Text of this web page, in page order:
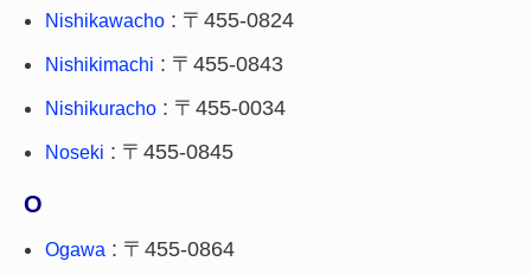
Nishikawacho : 〒455-0824
Nishikimachi : 〒455-0843
Nishikuracho : 〒455-0034
Noseki : 〒455-0845
O
Ogawa : 〒455-0864